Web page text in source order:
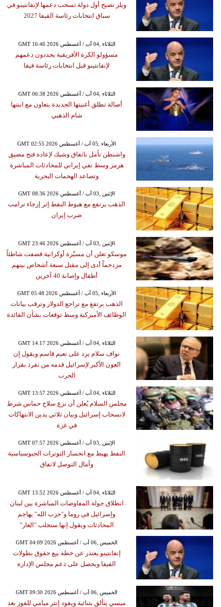
ويلز تصبح أول دولة تسحب دعمها لإنفانتينو في
سباق انتخابات رئاسة الفيفا 2027
GMT 16:46 2026 الثلاثاء ,04 آب / أغسطس
مسؤولو الكرة الأفريقية يجددون دعمهم
لإنفانتينو قبل انتخابات رئاسة فيفا
GMT 06:38 2026 الثلاثاء ,04 آب / أغسطس
أصالة تطلق أغنيتها الجديدة بتعاون مع ابنتها
شام الذهبي
GMT 02:55 2026 الأربعاء ,05 آب / أغسطس
واشنطن تأمل باتفاق وشيك لإعادة فتح مضيق
هرمز وسط نفي إيراني للمحادثات المباشرة
وتصاعد الهجمات البحرية
GMT 08:36 2026 الإثنين ,03 آب / أغسطس
الذهب يرتفع مع هبوط النفط إثر إرجاء ترامب
ضرب إيران
GMT 23:46 2026 الإثنين ,03 آب / أغسطس
موسكو تعلن أن مسيّرة أوكرانية قصفت شاطئاً
مزدحماً أدى إلى مقتل سبعة أشخاص بينهم
أطفال وإصابة 40 آخرين
GMT 05:48 2026 الأربعاء ,05 آب / أغسطس
الذهب يرتفع مع تراجع الدولار وترقب بيانات
الوظائف الأميركية وسط توقعات بشأن الفائدة
GMT 14:17 2026 الثلاثاء ,04 آب / أغسطس
نواف سلام يرد على نعيم قاسم ويقول إن
العون الأكبر لإسرائيل قدمه من تفرد بقرار
الحرب
GMT 13:57 2026 الثلاثاء ,04 آب / أغسطس
مجلس السلام يُعلن أن نزع سلاح حماس شرط
لانسحاب إسرائيل وبيان ثلاثي يدين الانتهاكات
في غزة
GMT 07:57 2026 الإثنين ,03 آب / أغسطس
النفط يهبط مع انحسار التوترات الجيوسياسية
وآمال التوصل لاتفاق
GMT 13:52 2026 الثلاثاء ,04 آب / أغسطس
انطلاق جولة المفاوضات المباشرة بين لبنان
وإسرائيل في روما و"حزب الله" يهاجم
المحادثات ويقول إنها ستجلب "العار"
GMT 04:09 2026 الخميس ,06 آب / أغسطس
إنفانتينو يعتذر عن خطة بيع حقوق بطولات
الفيفا ويحصل على دعم مجلس الإدارة
GMT 09:30 2026 الخميس ,06 آب / أغسطس
ميسي يتألق بثنائية ويقود إنتر ميامي للفوز بعد